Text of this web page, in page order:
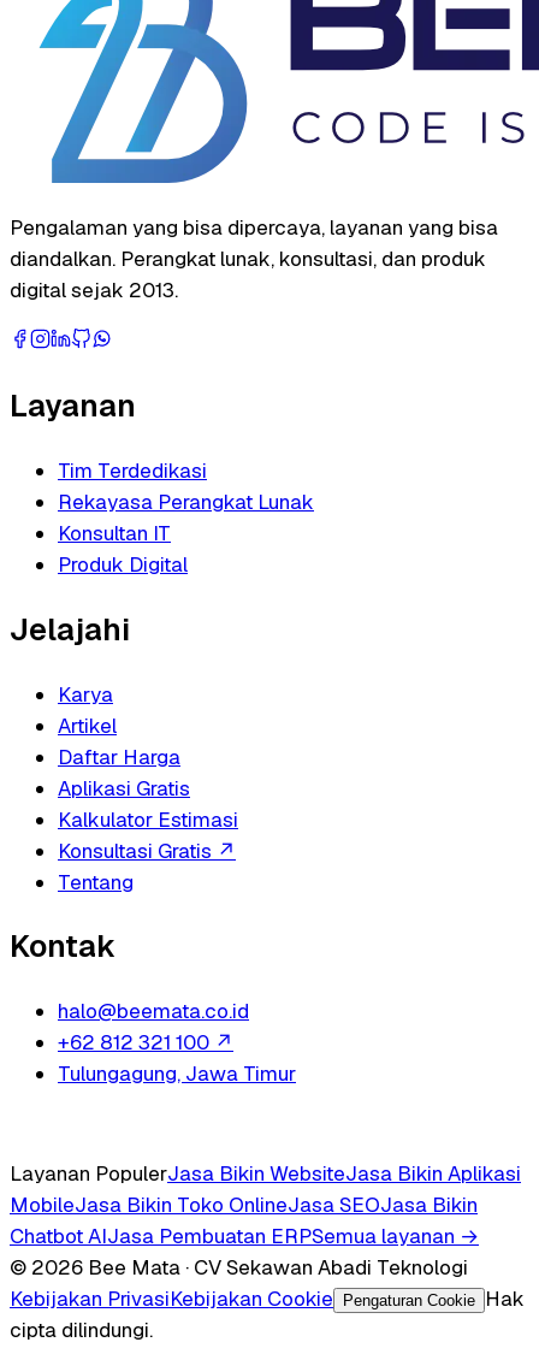
Pengalaman yang bisa dipercaya, layanan yang bisa
diandalkan. Perangkat lunak, konsultasi, dan produk
digital sejak 2013.
Layanan
Tim Terdedikasi
Rekayasa Perangkat Lunak
Konsultan IT
Produk Digital
Jelajahi
Karya
Artikel
Daftar Harga
Aplikasi Gratis
Kalkulator Estimasi
Konsultasi Gratis ↗
Tentang
Kontak
halo@beemata.co.id
+62 812 321 100 ↗
Tulungagung, Jawa Timur
Layanan PopulerJasa Bikin WebsiteJasa Bikin Aplikasi
MobileJasa Bikin Toko OnlineJasa SEOJasa Bikin
Chatbot AIJasa Pembuatan ERPSemua layanan →
© 2026 Bee Mata · CV Sekawan Abadi Teknologi
Kebijakan PrivasiKebijakan Cookie Pengaturan Cookie
Hak
cipta dilindungi.